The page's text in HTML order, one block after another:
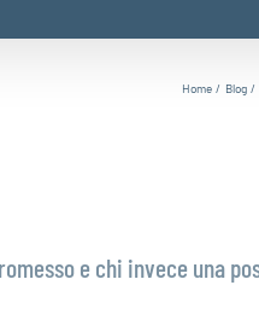
Home Blog
e chi invece una